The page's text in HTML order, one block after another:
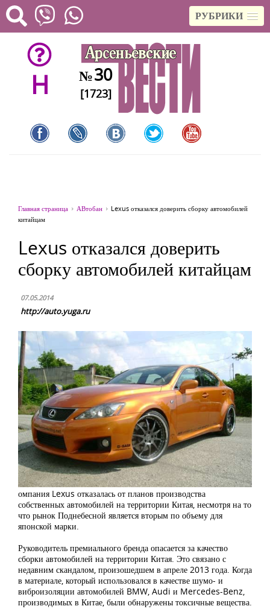
РУБРИКИ
H №30
[1723]
Главная страница АВтобан
Lexus отказался доверить сборку автомобилей
китайцам
Lexus отказался доверить
сборку автомобилей китайцам
07.05.2014
http://auto.yuga.ru
омпания Lexus отказалась от планов производства
собственных автомобилей на территории Китая, несмотря на то
что рынок Поднебесной является вторым по объему для
японской марки.
Руководитель премиального бренда опасается за качество
сборки автомобилей на территории Китая. Это связано с
недавним скандалом, произошедшем в апреле 2013 года. Когда
в материале, который использовался в качестве шумо- и
виброизоляции автомобилей BMW, Audi и Mercedes-Benz,
производимых в Китае, были обнаружены токсичные вещества.